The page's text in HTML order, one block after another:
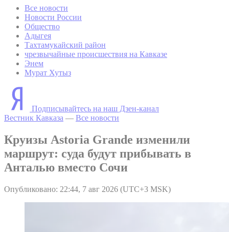
Все новости
Новости России
Общество
Адыгея
Тахтамукайский район
чрезвычайные происшествия на Кавказе
Энем
Мурат Хутыз
Подписывайтесь на наш Дзен-канал
Вестник Кавказа — Все новости
Круизы Astoria Grande изменили
маршрут: суда будут прибывать в
Анталью вместо Сочи
Опубликовано: 22:44, 7 авг 2026 (UTC+3 MSK)